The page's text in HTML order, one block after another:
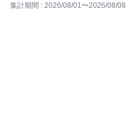
集計期間 : 2026/08/01 〜2026/08/08